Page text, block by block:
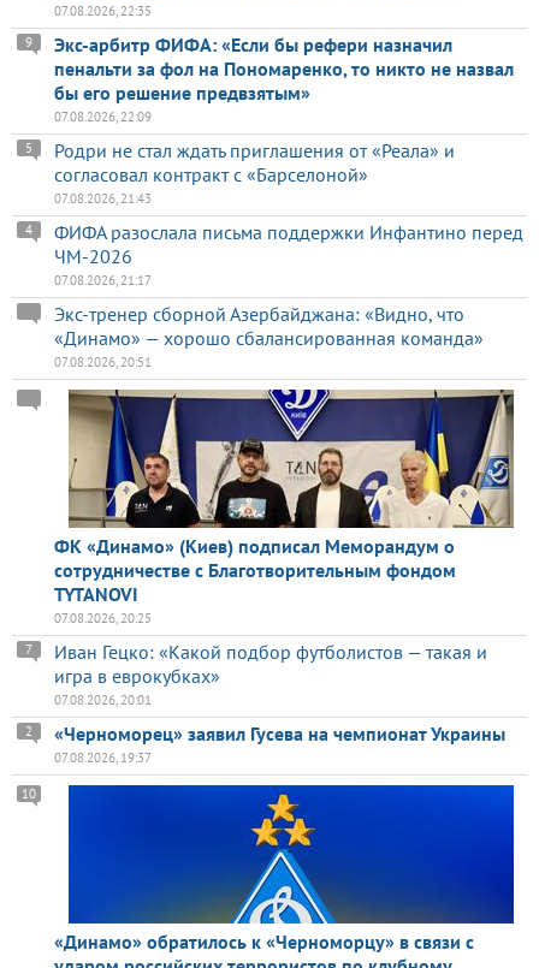
07.08.2026, 22:35
Экс-арбитр ФИФА: «Если бы рефери назначил
пенальти за фол на Пономаренко, то никто не назвал
бы его решение предвзятым»
9
07.08.2026, 22:09
Родри не стал ждать приглашения от «Реала» и
согласовал контракт с «Барселоной»
5
07.08.2026, 21:43
ФИФА разослала письма поддержки Инфантино перед
ЧМ-2026
4
07.08.2026, 21:17
Экс-тренер сборной Азербайджана: «Видно, что
«Динамо» — хорошо сбалансированная команда»
07.08.2026, 20:51
ФК «Динамо» (Киев) подписал Меморандум о
сотрудничестве с Благотворительным фондом
TYTANOVI
07.08.2026, 20:25
Иван Гецко: «Какой подбор футболистов — такая и
игра в еврокубках»
7
07.08.2026, 20:01
«Черноморец» заявил Гусева на чемпионат Украины
2
07.08.2026, 19:37
«Динамо» обратилось к «Черноморцу» в связи с
10